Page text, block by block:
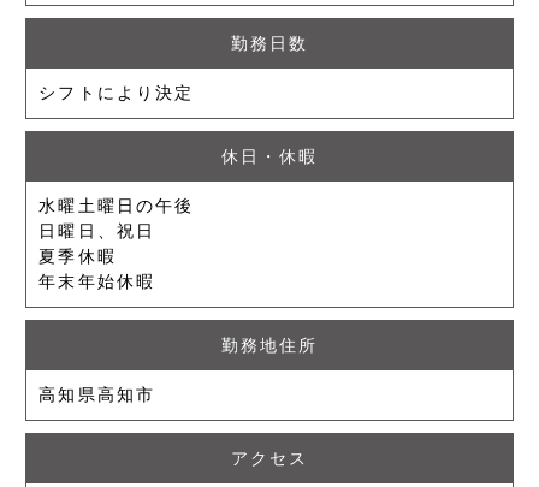
勤務日数
シフトにより決定
休日・休暇
水曜土曜日の午後
日曜日、祝日
夏季休暇
年末年始休暇
勤務地住所
高知県高知市
アクセス